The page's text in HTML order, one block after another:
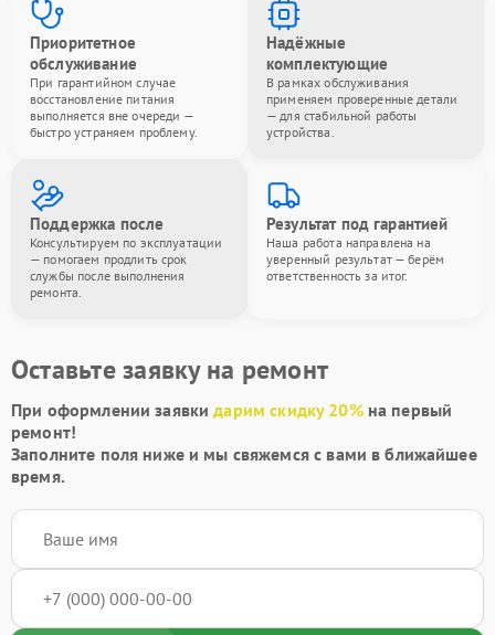
Приоритетное
обслуживание
При гарантийном случае
восстановление питания
выполняется вне очереди —
быстро устраняем проблему.
Надёжные
комплектующие
В рамках обслуживания
применяем проверенные детали
— для стабильной работы
устройства.
Поддержка после
Консультируем по эксплуатации
— помогаем продлить срок
службы после выполнения
ремонта.
Результат под гарантией
Наша работа направлена на
уверенный результат — берём
ответственность за итог.
Оставьте заявку на ремонт
При оформлении заявкидарим скидку 20%на первый
ремонт!
Заполните поля ниже и мы свяжемся с вами в ближайшее
время.